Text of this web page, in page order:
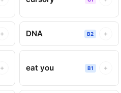
+ DNA B2 +
+ eat you B1 +